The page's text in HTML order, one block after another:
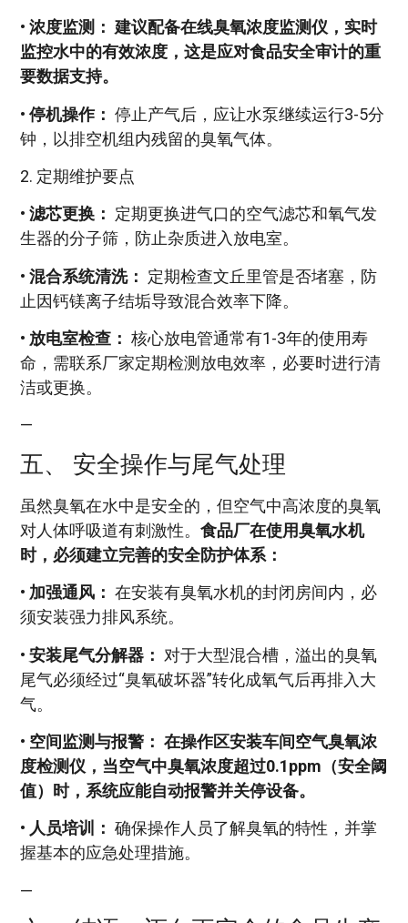
• 浓度监测： 建议配备在线臭氧浓度监测仪，实时
监控水中的有效浓度，这是应对食品安全审计的重
要数据支持。
• 停机操作： 停止产气后，应让水泵继续运行3-5分
钟，以排空机组内残留的臭氧气体。
2. 定期维护要点
• 滤芯更换： 定期更换进气口的空气滤芯和氧气发
生器的分子筛，防止杂质进入放电室。
• 混合系统清洗： 定期检查文丘里管是否堵塞，防
止因钙镁离子结垢导致混合效率下降。
• 放电室检查： 核心放电管通常有1-3年的使用寿
命，需联系厂家定期检测放电效率，必要时进行清
洁或更换。
—
五、 安全操作与尾气处理
虽然臭氧在水中是安全的，但空气中高浓度的臭氧
对人体呼吸道有刺激性。 食品厂在使用臭氧水机
时，必须建立完善的安全防护体系：
• 加强通风： 在安装有臭氧水机的封闭房间内，必
须安装强力排风系统。
• 安装尾气分解器： 对于大型混合槽，溢出的臭氧
尾气必须经过“臭氧破坏器”转化成氧气后再排入大
气。
• 空间监测与报警： 在操作区安装车间空气臭氧浓
度检测仪，当空气中臭氧浓度超过0.1ppm（安全阈
值）时，系统应能自动报警并关停设备。
• 人员培训： 确保操作人员了解臭氧的特性，并掌
握基本的应急处理措施。
—